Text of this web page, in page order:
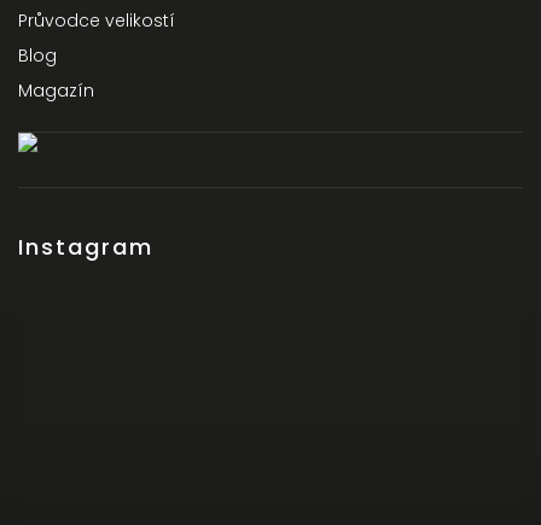
Průvodce velikostí
Blog
Magazín
Instagram